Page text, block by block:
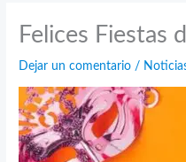
Felices Fiestas
Dejar un comentario /